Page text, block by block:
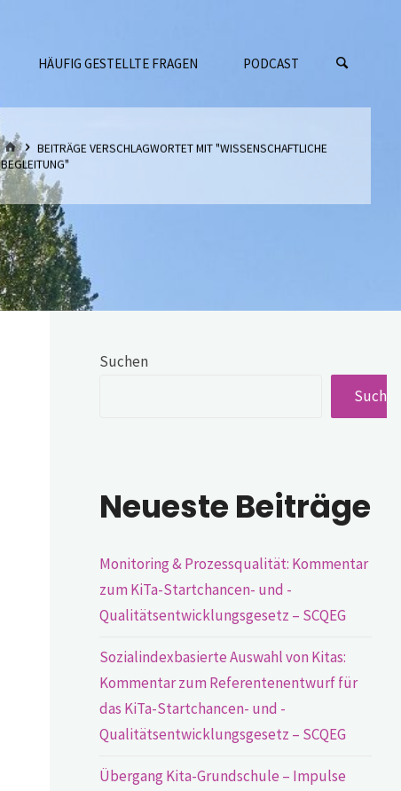
HÄUFIG GESTELLTE FRAGEN PODCAST
STARTBEITRÄGE VERSCHLAGWORTET MIT "WISSENSCHAFTLICHE
BEGLEITUNG"
Suchen
Neueste Beiträge
Monitoring & Prozessqualität: Kommentar
zum KiTa-Startchancen- und -
Qualitätsentwicklungsgesetz – SCQEG
Sozialindexbasierte Auswahl von Kitas:
Kommentar zum Referentenentwurf für
das KiTa-Startchancen- und -
Qualitätsentwicklungsgesetz – SCQEG
Übergang Kita-Grundschule – Impulse